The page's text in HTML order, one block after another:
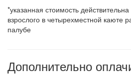
*указанная стоимость
взрослого в четырехместной каюте
палубе
Дополнительно